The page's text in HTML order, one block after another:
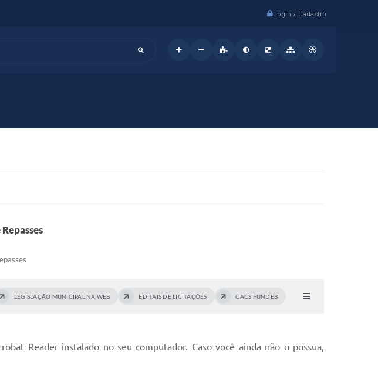
Login / Cadastro
LEGISLAÇÃO MUNICIPAL NA WEB EDITAIS DE LICITAÇÕES CACS FUNDEB
Reader instalado no seu computador. Caso você ainda não o possua,